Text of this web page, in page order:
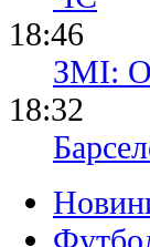
18:46
ЗМІ:
18:32